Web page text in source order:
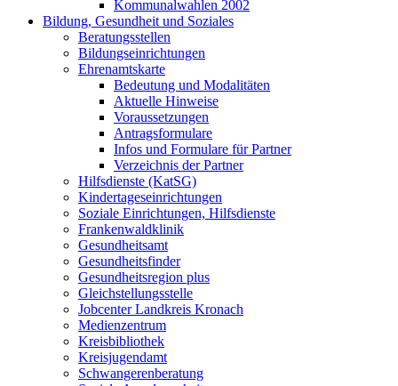
Kommunalwahlen 2002
Bildung, Gesundheit und Soziales
Beratungsstellen
Bildungseinrichtungen
Ehrenamtskarte
Bedeutung und Modalitäten
Aktuelle Hinweise
Voraussetzungen
Antragsformulare
Infos und Formulare für Partner
Verzeichnis der Partner
Hilfsdienste (KatSG)
Kindertageseinrichtungen
Soziale Einrichtungen, Hilfsdienste
Frankenwaldklinik
Gesundheitsamt
Gesundheitsfinder
Gesundheitsregion plus
Gleichstellungsstelle
Jobcenter Landkreis Kronach
Medienzentrum
Kreisbibliothek
Kreisjugendamt
Schwangerenberatung